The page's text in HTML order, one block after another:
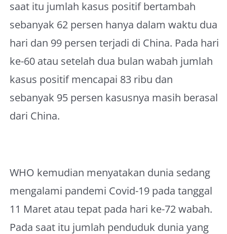
saat itu jumlah kasus positif bertambah
sebanyak 62 persen hanya dalam waktu dua
hari dan 99 persen terjadi di China. Pada hari
ke-60 atau setelah dua bulan wabah jumlah
kasus positif mencapai 83 ribu dan
sebanyak 95 persen kasusnya masih berasal
dari China.
WHO kemudian menyatakan dunia sedang
mengalami pandemi Covid-19 pada tanggal
11 Maret atau tepat pada hari ke-72 wabah.
Pada saat itu jumlah penduduk dunia yang